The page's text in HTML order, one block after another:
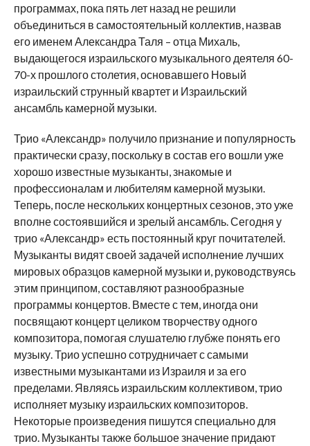
программах, пока пять лет назад не решили
объединиться в самостоятельный коллектив, назвав
его именем Александра Таля – отца Михаль,
выдающегося израильского музыкального деятеля 60-
70-х прошлого столетия, основавшего Новый
израильский струнный квартет и Израильский
ансамбль камерной музыки.
Трио «Александр» получило признание и популярность
практически сразу, поскольку в состав его вошли уже
хорошо известные музыканты, знакомые и
профессионалам и любителям камерной музыки.
Теперь, после нескольких концертных сезонов, это уже
вполне состоявшийся и зрелый ансамбль. Сегодня у
трио «Александр» есть постоянный круг почитателей.
Музыканты видят своей задачей исполнение лучших
мировых образцов камерной музыки и, руководствуясь
этим принципом, составляют разнообразные
программы концертов. Вместе с тем, иногда они
посвящают концерт целиком творчеству одного
композитора, помогая слушателю глубже понять его
музыку. Трио успешно сотрудничает с самыми
известными музыкантами из Израиля и за его
пределами. Являясь израильским коллективом, трио
исполняет музыку израильских композиторов.
Некоторые произведения пишутся специально для
трио. Музыканты также большое значение придают